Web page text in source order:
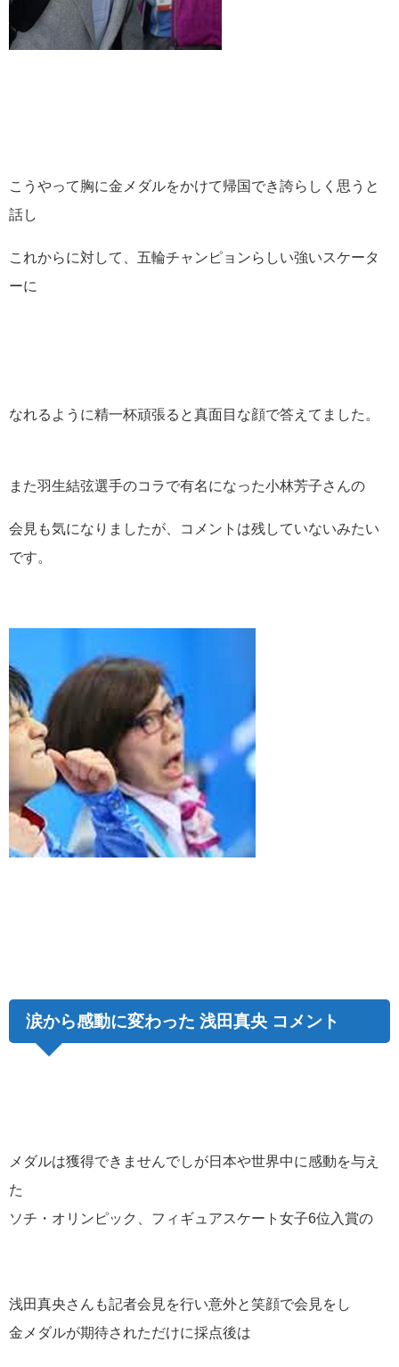
こうやって胸に金メダルをかけて帰国でき誇らしく思うと
話し
これからに対して、五輪チャンピョンらしい強いスケータ
ーに
なれるように精一杯頑張ると真面目な顔で答えてました。
また羽生結弦選手のコラで有名になった小林芳子さんの
会見も気になりましたが、コメントは残していないみたい
です。
涙から感動に変わった 浅田真央 コメント
メダルは獲得できませんでしが日本や世界中に感動を与え
た
ソチ・オリンピック、フィギュアスケート女子6位入賞の
浅田真央さんも記者会見を行い意外と笑顔で会見をし
金メダルが期待されただけに採点後は